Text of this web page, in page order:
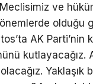
ve
olduğu
AK Parti’nin
kutlayacağız.
Yaklaşık